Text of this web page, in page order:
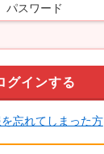
パスワード
忘れてしまった方